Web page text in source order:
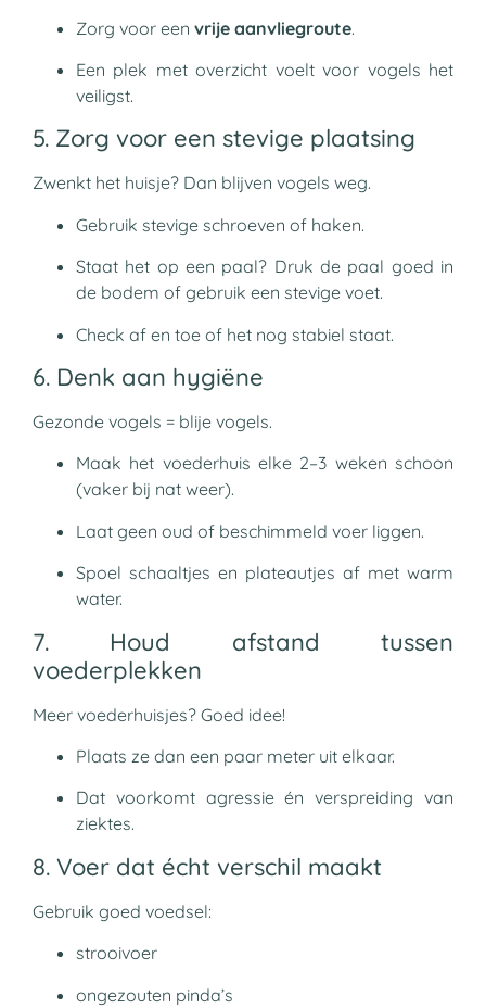
Zorg voor een vrije aanvliegroute.
Een plek met overzicht voelt voor vogels het
veiligst.
5. Zorg voor een stevige plaatsing
Zwenkt het huisje? Dan blijven vogels weg.
Gebruik stevige schroeven of haken.
Staat het op een paal? Druk de paal goed in
de bodem of gebruik een stevige voet.
Check af en toe of het nog stabiel staat.
6. Denk aan hygiëne
Gezonde vogels = blije vogels.
Maak het voederhuis elke 2–3 weken schoon
(vaker bij nat weer).
Laat geen oud of beschimmeld voer liggen.
Spoel schaaltjes en plateautjes af met warm
water.
7. Houd afstand tussen
voederplekken
Meer voederhuisjes? Goed idee!
Plaats ze dan een paar meter uit elkaar.
Dat voorkomt agressie én verspreiding van
ziektes.
8. Voer dat écht verschil maakt
Gebruik goed voedsel:
strooivoer
ongezouten pinda’s